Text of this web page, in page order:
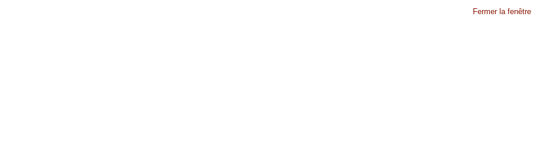
Fermer la fenêtre